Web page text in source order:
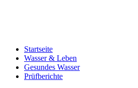
Startseite
Wasser & Leben
Gesundes Wasser
Prüfberichte